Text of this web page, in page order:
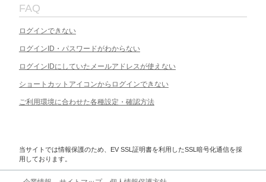
FAQ
ログインできない
ログインID・パスワードがわからない
ログインIDにしていたメールアドレスが使えない
ショートカットアイコンからログインできない
ご利用環境に合わせた各種設定・確認方法
当サイトでは情報保護のため、EV SSL証明書を利用したSSL暗号化通信を採
用しております。